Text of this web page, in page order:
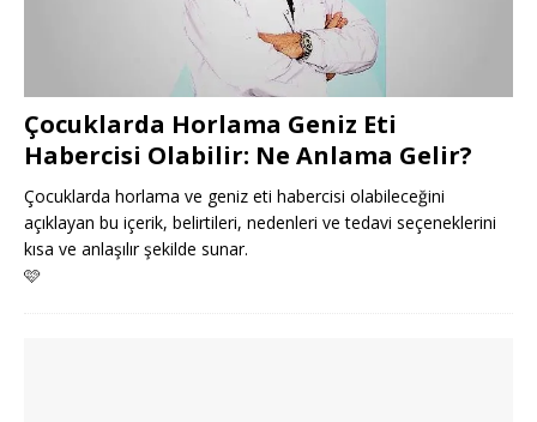
Çocuklarda Horlama Geniz Eti
Habercisi Olabilir: Ne Anlama Gelir?
Çocuklarda horlama ve geniz eti habercisi olabileceğini
açıklayan bu içerik, belirtileri, nedenleri ve tedavi seçeneklerini
kısa ve anlaşılır şekilde sunar.
🩷